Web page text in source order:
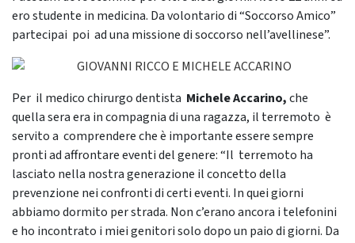
ero studente in medicina. Da volontario di “Soccorso Amico”
partecipai poi ad una missione di soccorso nell’avellinese”.
Per il medico chirurgo dentista Michele Accarino,che
quella sera era in compagnia di una ragazza, il terremoto è
servito a comprendere che è importante essere sempre
pronti ad affrontare eventi del genere: “Il terremoto ha
lasciato nella nostra generazione il concetto della
prevenzione nei confronti di certi eventi. In quei giorni
abbiamo dormito per strada. Non c’erano ancora i telefonini
e ho incontrato i miei genitori solo dopo un paio di giorni. Da